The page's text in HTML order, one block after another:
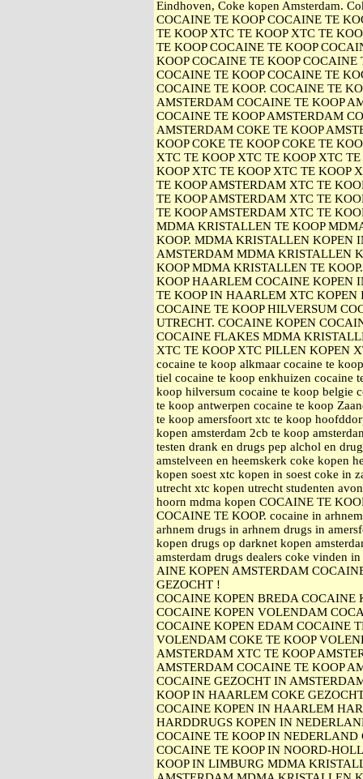
Eindhoven, Coke kopen Amsterdam.
COCAINE TE KOOP COCAINE TE
TE KOOP XTC TE KOOP XTC TE
TE KOOP COCAINE TE KOOP
KOOP COCAINE TE KOOP
COCAINE TE KOOP COCAINE TE
COCAINE TE KOOP. COCAINE TE
AMSTERDAM COCAINE TE KOOP
COCAINE TE KOOP AMSTERDAM
AMSTERDAM COKE TE KOOP
KOOP COKE TE KOOP COKE TE
XTC TE KOOP XTC TE KOOP XTC
KOOP XTC TE KOOP XTC TE KOOP
TE KOOP AMSTERDAM XTC TE
TE KOOP AMSTERDAM XTC TE
TE KOOP AMSTERDAM XTC TE
MDMA KRISTALLEN TE KOOP
KOOP. MDMA KRISTALLEN KOPEN
AMSTERDAM MDMA KRISTALLEN
KOOP MDMA KRISTALLEN TE
KOOP HAARLEM COCAINE KOPEN
TE KOOP IN HAARLEM XTC
COCAINE TE KOOP HILVERSUM
UTRECHT. COCAINE KOPEN
COCAINE FLAKES MDMA
XTC TE KOOP XTC PILLEN KOPEN
cocaine te koop alkmaar cocaine te
tiel cocaine te koop enkhuizen cocaine
koop hilversum cocaine te koop belgie
te koop antwerpen cocaine te koop
te koop amersfoort xtc te koop
kopen amsterdam 2cb te koop
testen drank en drugs pep alchol en
amstelveen en heemskerk coke kopen
kopen soest xtc kopen in soest coke in
utrecht xtc kopen utrecht studenten
hoorn mdma kopen COCAINE TE
COCAINE TE KOOP. cocaine in
arhnem drugs in arhnem drugs in
kopen drugs op darknet kopen
amsterdam drugs dealers coke vinden
AINE KOPEN AMSTERDAM
GEZOCHT !
COCAINE KOPEN BREDA
COCAINE KOPEN VOLENDAM
COCAINE KOPEN EDAM COCAINE
VOLENDAM COKE TE KOOP
AMSTERDAM XTC TE KOOP
AMSTERDAM COCAINE TE KOOP
COCAINE GEZOCHT IN
KOOP IN HAARLEM COKE
COCAINE KOPEN IN HAARLEM
HARDDRUGS KOPEN IN
COCAINE TE KOOP IN
COCAINE TE KOOP IN NOORD-
KOOP IN LIMBURG MDMA